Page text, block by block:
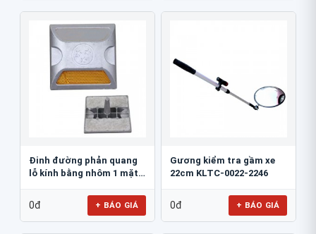
Đinh đường phản quang
lỗ kính bằng nhôm 1 mặt
0đ + BÁO GIÁ
Gương kiểm tra gầm xe
22cm KLTC-0022-2246
0đ + BÁO GIÁ